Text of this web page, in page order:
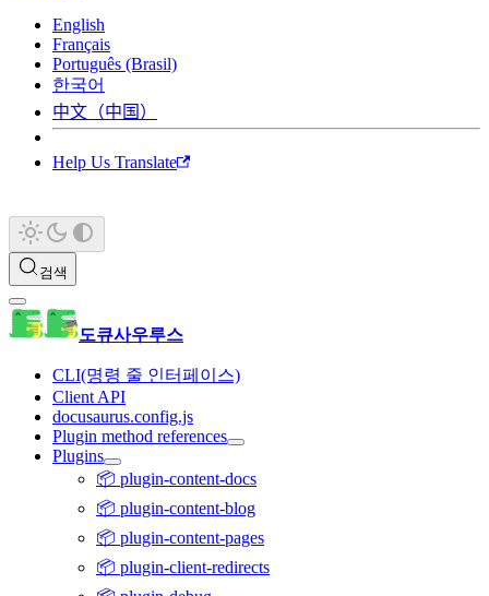
English
Français
Português (Brasil)
한국어
中文（中国）
Help Us Translate
검색
도큐사우루스
CLI(명령 줄 인터페이스)
Client API
docusaurus.config.js
Plugin method references
Plugins
📦 plugin-content-docs
📦 plugin-content-blog
📦 plugin-content-pages
📦 plugin-client-redirects